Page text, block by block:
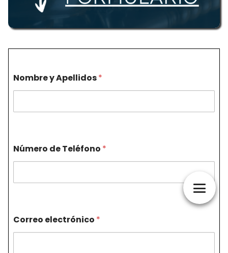
Nombre y Apellidos*
Número de Teléfono *
Correo electrónico *